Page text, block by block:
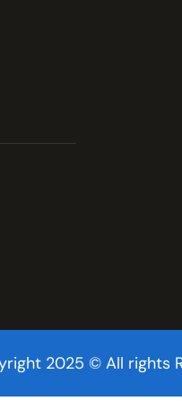
2025 © All rights